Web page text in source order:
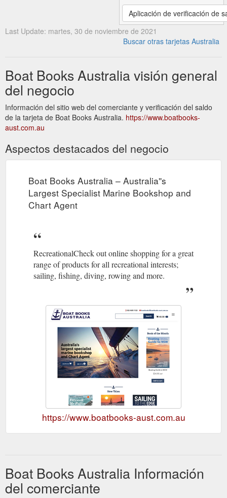
Aplicación de verificación de
Last Update: martes, 30 de noviembre de 2021
Buscar otras tarjetas Australia
Boat Books Australia visión general
del negocio
Información del sitio web del comerciante y verificación del saldo
de la tarjeta de Boat Books Australia. https://www.boatbooks-
aust.com.au
Aspectos destacados del negocio
Boat Books Australia – Australia''s
Largest Specialist Marine Bookshop and
Chart Agent
RecreationalCheck out online shopping for a great
range of products for all recreational interests;
sailing, fishing, diving, rowing and more.
https://www.boatbooks-aust.com.au
Boat Books Australia Información
del comerciante